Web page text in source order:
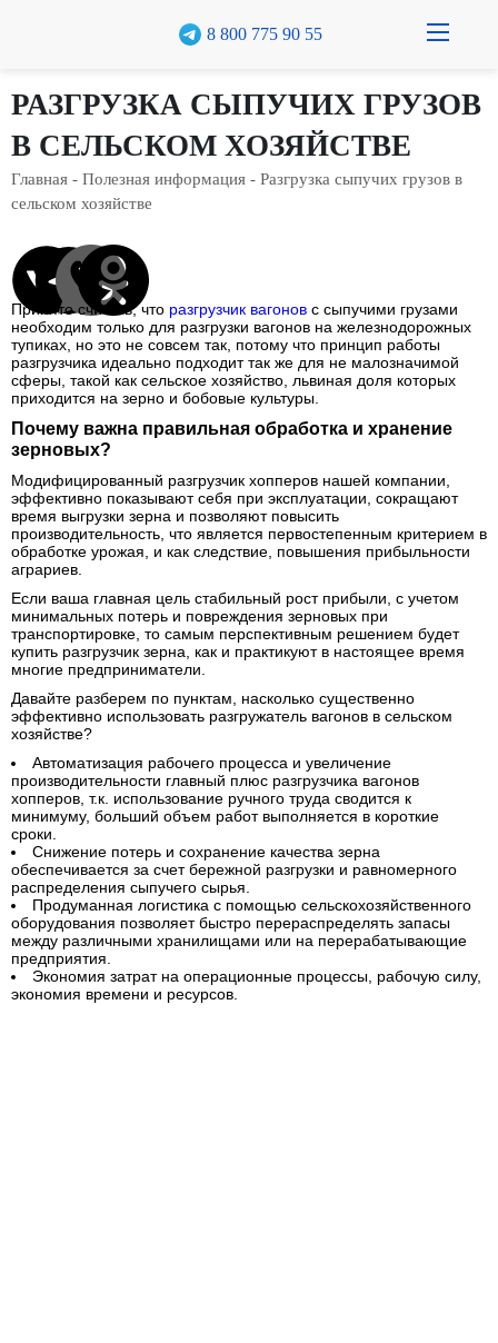
8 800 775 90 55
8 800 775 90 55
Заказать бесплатный звонок
info@pksystems.ru
Наш ТГ канал
О компании
Каталог
Кейсы
Доставка и оплата
Гарантия
Полезное
Рассчитать стоимость
Контакты
РАЗГРУЗКА СЫПУЧИХ ГРУЗОВ
В СЕЛЬСКОМ ХОЗЯЙСТВЕ
Главная - Полезная информация - Разгрузка сыпучих грузов в
сельском хозяйстве
Принято считать, что разгрузчик вагонов с сыпучими грузами
необходим только для разгрузки вагонов на железнодорожных
тупиках, но это не совсем так, потому что принцип работы
разгрузчика идеально подходит так же для не малозначимой
сферы, такой как сельское хозяйство, львиная доля которых
приходится на зерно и бобовые культуры.
Почему важна правильная обработка и хранение
зерновых?
Модифицированный разгрузчик хопперов нашей компании,
эффективно показывают себя при эксплуатации, сокращают
время выгрузки зерна и позволяют повысить
производительность, что является первостепенным критерием в
обработке урожая, и как следствие, повышения прибыльности
аграриев.
Если ваша главная цель стабильный рост прибыли, с учетом
минимальных потерь и повреждения зерновых при
транспортировке, то самым перспективным решением будет
купить разгрузчик зерна, как и практикуют в настоящее время
многие предприниматели.
Давайте разберем по пунктам, насколько существенно
эффективно использовать разгружатель вагонов в сельском
хозяйстве?
Автоматизация рабочего процесса и увеличение
производительности главный плюс разгрузчика вагонов
хопперов, т.к. использование ручного труда сводится к
минимуму, больший объем работ выполняется в короткие
сроки.
Снижение потерь и сохранение качества зерна
обеспечивается за счет бережной разгрузки и равномерного
распределения сыпучего сырья.
Продуманная логистика с помощью сельскохозяйственного
оборудования позволяет быстро перераспределять запасы
между различными хранилищами или на перерабатывающие
предприятия.
Экономия затрат на операционные процессы, рабочую силу,
экономия времени и ресурсов.